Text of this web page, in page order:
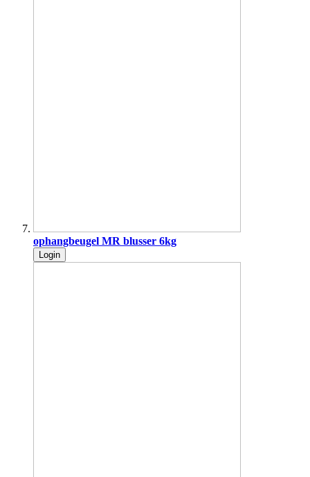
ophangbeugel MR blusser 6kg
Login